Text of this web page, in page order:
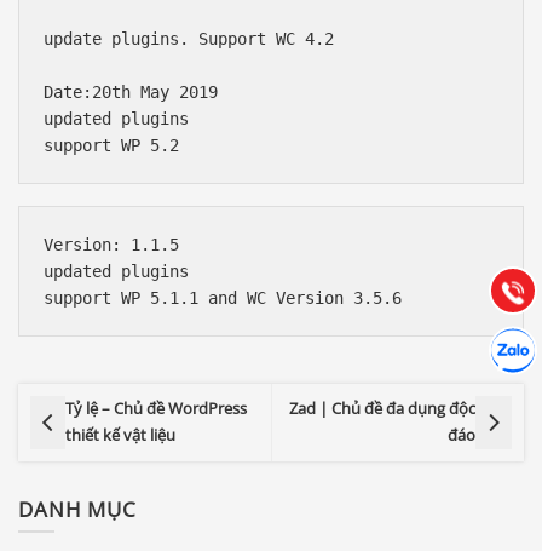
update plugins. Support WC 4.2
Date:20th May 2019
updated plugins
Version: 1.1.5
updated plugins
Tỷ lệ – Chủ đề WordPress
thiết kế vật liệu
Zad | Chủ đề đa dụng độc
đáo
DANH MỤC
Gọi
0903.976.769
(028) 22.166.144
Chát
Hợp tác